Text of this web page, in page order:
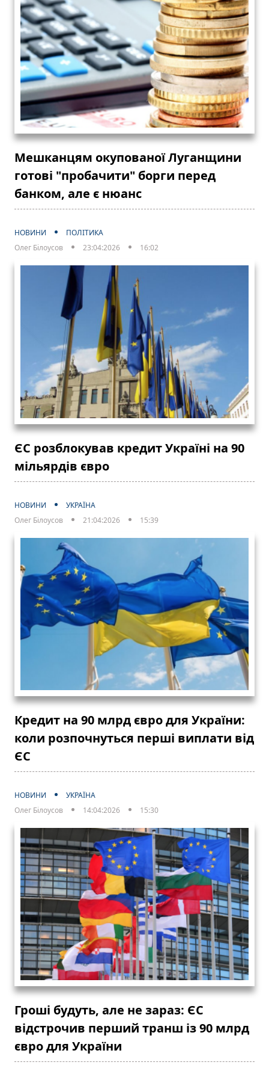
Мешканцям окупованої Луганщини
готові "пробачити" борги перед
банком, але є нюанс
НОВИНИ
ПОЛІТИКА
Олег Білоусов
23:04:2026 16:02
ЄС розблокував кредит Україні на 90
мільярдів євро
НОВИНИ
УКРАЇНА
Олег Білоусов
21:04:2026 15:39
Кредит на 90 млрд євро для України:
коли розпочнуться перші виплати від
ЄС
НОВИНИ
УКРАЇНА
Олег Білоусов
14:04:2026 15:30
Гроші будуть, але не зараз: ЄС
відстрочив перший транш із 90 млрд
євро для України